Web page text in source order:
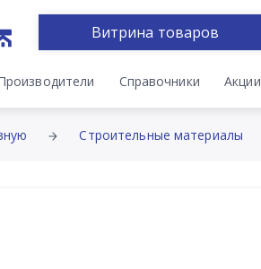
Витрина товаров
Справочники Акции
Строительные материалы